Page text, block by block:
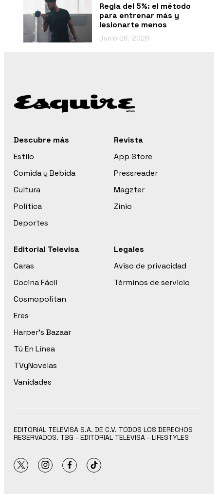
Regla del 5%: el método
para entrenar más y
lesionarte menos
Junio 26, 2026
Descubre más
Estilo
Comida y Bebida
Cultura
Política
Deportes
Revista
App Store
Pressreader
Magzter
Zinio
Editorial Televisa
Caras
Cocina Fácil
Cosmopolitan
Eres
Harper’s Bazaar
Tú En Línea
TVyNovelas
Vanidades
Legales
Aviso de privacidad
Términos de servicio
EDITORIAL TELEVISA S.A. DE C.V. TODOS LOS DERECHOS
RESERVADOS. TBG - EDITORIAL TELEVISA - LIFESTYLES
twitterinstagram
facebooktiktok